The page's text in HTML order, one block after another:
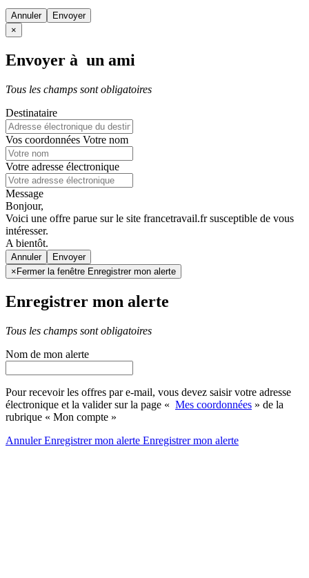
Annuler
×
Envoyer à un ami
Tous les champs sont obligatoires
Destinataire
Vos coordonnées Votre nom
Votre adresse électronique
Message
Bonjour,
Voici une offre parue sur le site francetravail.fr susceptible de vous
intéresser.
A bientôt.
Annuler
× Fermer la fenêtre Enregistrer mon alerte
Enregistrer mon alerte
Tous les champs sont obligatoires
Nom de mon alerte
Pour recevoir les offres par e-mail, vous devez saisir votre adresse
électronique et la valider sur la page « Mes coordonnées » de la
rubrique « Mon compte »
AnnulerEnregistrer mon alerte Enregistrermon alerte